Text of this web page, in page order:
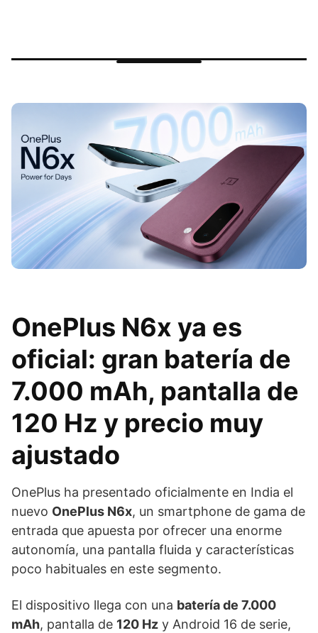
OnePlus N6x ya es
oficial: gran batería de
7.000 mAh, pantalla de
120 Hz y precio muy
ajustado
OnePlus ha presentado oficialmente en India el
nuevo OnePlus N6x, un smartphone de gama de
entrada que apuesta por ofrecer una enorme
autonomía, una pantalla fluida y características
poco habituales en este segmento.
El dispositivo llega con una batería de 7.000
mAh, pantalla de 120 Hz y Android 16 de serie,